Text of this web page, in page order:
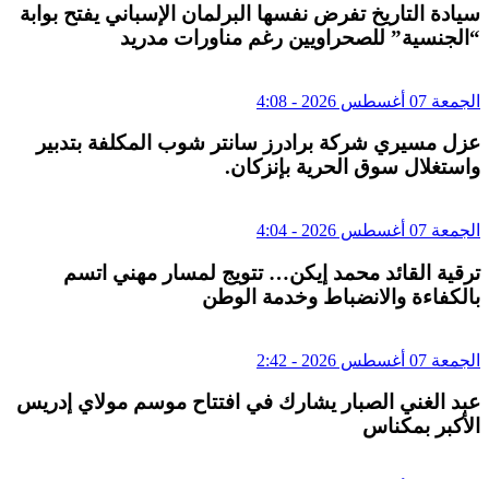
سيادة التاريخ تفرض نفسها البرلمان الإسباني يفتح بوابة
“الجنسية” للصحراويين رغم مناورات مدريد
الجمعة 07 أغسطس 2026 - 4:08
عزل مسيري شركة برادرز سانتر شوب المكلفة بتدبير
واستغلال سوق الحرية بإنزكان.
الجمعة 07 أغسطس 2026 - 4:04
ترقية القائد محمد إيكن… تتويج لمسار مهني اتسم
بالكفاءة والانضباط وخدمة الوطن
الجمعة 07 أغسطس 2026 - 2:42
عبد الغني الصبار يشارك في افتتاح موسم مولاي إدريس
الأكبر بمكناس